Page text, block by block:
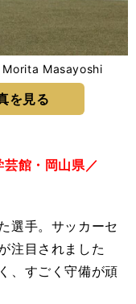
Morita Masayoshi
を見る
館・岡山県／
選手。サッカーセ
注目されました
、すごく守備が頑